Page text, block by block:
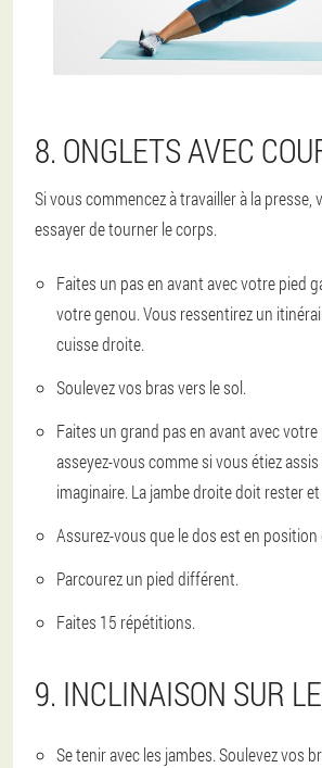
8. ONGLETS AVEC
Si vous commencez à travailler à la presse,
essayer de tourner le corps.
Faites un pas en avant avec votre pied
votre genou. Vous ressentirez un
cuisse droite.
Soulevez vos bras vers le sol.
Faites un grand pas en avant avec
asseyez-vous comme si vous étiez
imaginaire. La jambe droite doit rester
Assurez-vous que le dos est en position
Parcourez un pied différent.
Faites 15 répétitions.
9. INCLINAISON SUR
Se tenir avec les jambes. Soulevez vos